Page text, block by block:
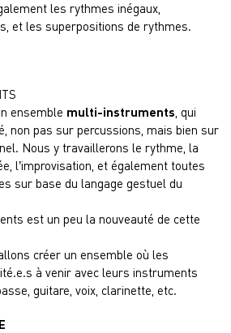
les rythmes inégaux,
et les superpositions de rythmes.
ensemble multi-instruments , qui
non pas sur percussions, mais bien sur
Nous y travaillerons le rythme, la
l’improvisation, et également toutes
sur base du langage gestuel du
est un peu la nouveauté de cette
créer un ensemble où les
à venir avec leurs instruments
guitare, voix, clarinette, etc.